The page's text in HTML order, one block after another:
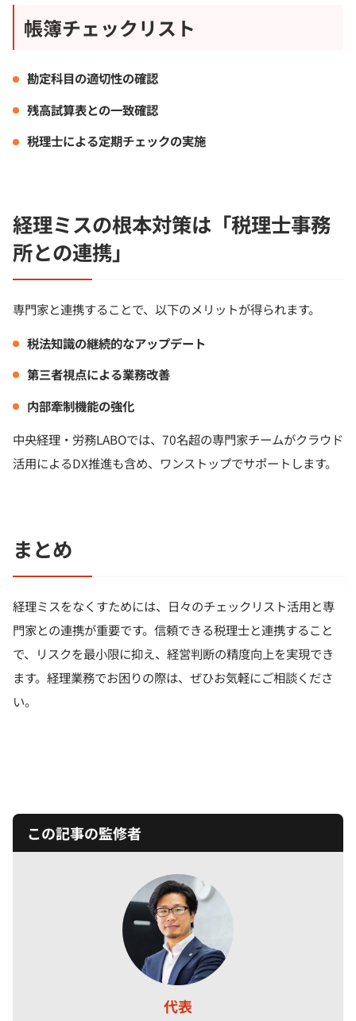
帳簿チェックリスト
勘定科目の適切性の確認
残高試算表との一致確認
税理士による定期チェックの実施
経理ミスの根本対策は「税理士事務
所との連携」
専門家と連携することで、以下のメリットが得られます。
税法知識の継続的なアップデート
第三者視点による業務改善
内部牽制機能の強化
中央経理・労務LABOでは、70名超の専門家チームがクラウド
活用によるDX推進も含め、ワンストップでサポートします。
まとめ
経理ミスをなくすためには、日々のチェックリスト活用と専
門家との連携が重要です。信頼できる税理士と連携すること
で、リスクを最小限に抑え、経営判断の精度向上を実現でき
ます。経理業務でお困りの際は、ぜひお気軽にご相談くださ
い。
この記事の監修者
代表